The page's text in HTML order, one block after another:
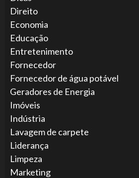
Direito
Economia
Educação
Entretenimento
Fornecedor
Fornecedor de água potável
Geradores de Energia
Imóveis
Indústria
Lavagem de carpete
Liderança
Limpeza
Marketing